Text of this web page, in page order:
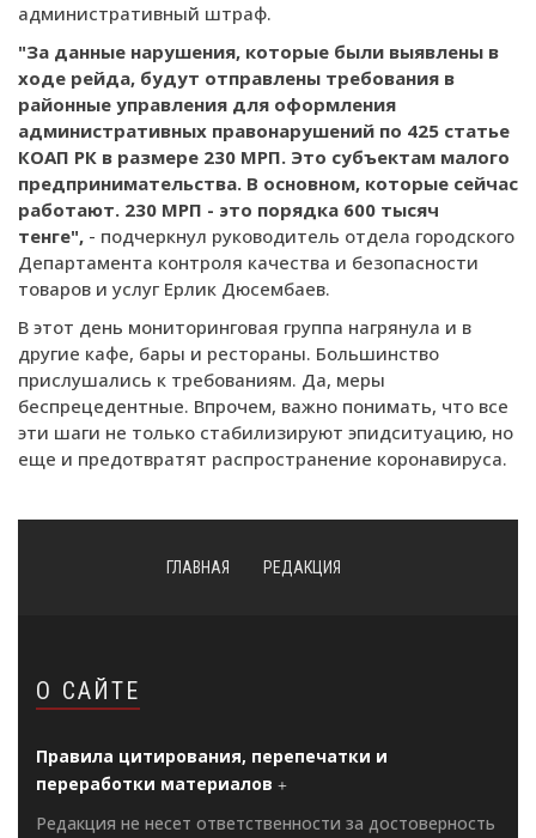
административный штраф.
"За данные нарушения, которые были выявлены в
ходе рейда, будут отправлены требования в
районные управления для оформления
административных правонарушений по 425 статье
КОАП РК в размере 230 МРП. Это субъектам малого
предпринимательства. В основном, которые сейчас
работают. 230 МРП - это порядка 600 тысяч
тенге", - подчеркнул руководитель отдела городского
Департамента контроля качества и безопасности
товаров и услуг Ерлик Дюсембаев.
В этот день мониторинговая группа нагрянула и в
другие кафе, бары и рестораны. Большинство
прислушались к требованиям. Да, меры
беспрецедентные. Впрочем, важно понимать, что все
эти шаги не только стабилизируют эпидситуацию, но
еще и предотвратят распространение коронавируса.
ГЛАВНАЯ РЕДАКЦИЯ
О САЙТЕ
Правила цитирования, перепечатки и
переработки материалов
Редакция не несет ответственности за достоверность